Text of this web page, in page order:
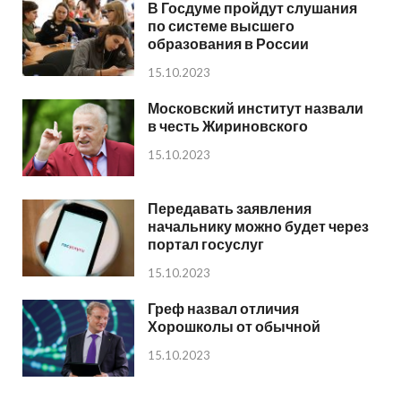
В Госдуме пройдут слушания
по системе высшего
образования в России
15.10.2023
Московский институт назвали
в честь Жириновского
15.10.2023
Передавать заявления
начальнику можно будет через
портал госуслуг
15.10.2023
Греф назвал отличия
Хорошколы от обычной
15.10.2023